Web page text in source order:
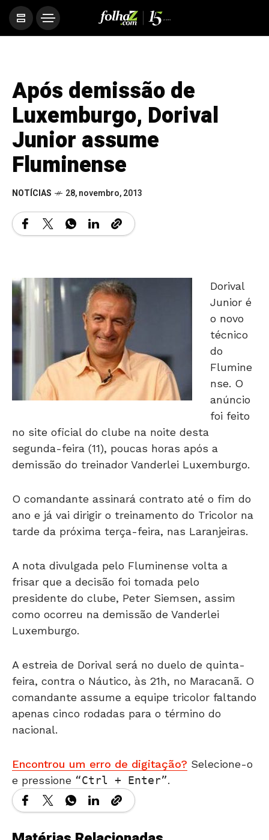
Após demissão de
Luxemburgo, Dorival
Junior assume
Fluminense
NOTÍCIAS 28, novembro, 2013
Dorival
Junior é
o novo
técnico
do
Flumine
nse. O
anúncio
foi feito
no site oficial do clube na noite desta
segunda-feira (11), poucas horas após a
demissão do treinador Vanderlei Luxemburgo.
O comandante assinará contrato até o fim do
ano e já vai dirigir o treinamento do Tricolor na
tarde da próxima terça-feira, nas Laranjeiras.
A nota divulgada pelo Fluminense volta a
frisar que a decisão foi tomada pelo
presidente do clube, Peter Siemsen, assim
como ocorreu na demissão de Vanderlei
Luxemburgo.
A estreia de Dorival será no duelo de quinta-
feira, contra o Náutico, às 21h, no Maracanã. O
comandante assume a equipe tricolor faltando
apenas cinco rodadas para o término do
nacional.
Encontrou um erro de digitação? Selecione-o
e pressione
Ctrl + Enter .